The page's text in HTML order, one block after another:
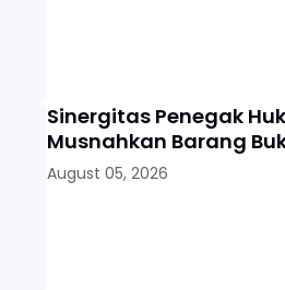
Sinergitas Penegak
Musnahkan Barang
August 05, 2026